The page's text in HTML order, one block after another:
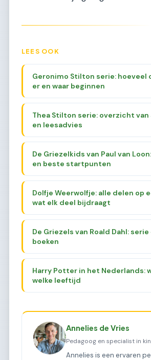
LEES OOK
Geronimo Stilton serie: hoeveel
er en waar beginnen
Thea Stilton serie: overzicht van
en leesadvies
De Griezelkids van Paul van
en beste startpunten
Dolfje Weerwolfje: alle delen op
wat elk deel bijdraagt
De Griezels van Roald Dahl:
boeken
Harry Potter in het Nederlands:
welke leeftijd
Annelies de Vries
Pedagoog en specialist in
Annelies is een ervaren